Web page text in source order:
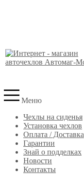
Меню
Чехлы на сиденья
Установка чехлов
Оплата / Доставка
Гарантии
Знай о подделках
Новости
Контакты